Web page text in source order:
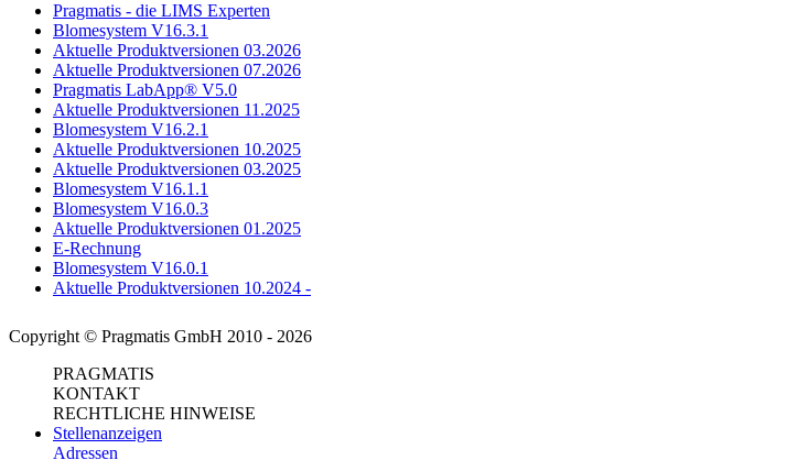
Pragmatis - die LIMS Experten
Blomesystem V16.3.1
Aktuelle Produktversionen 03.2026
Aktuelle Produktversionen 07.2026
Pragmatis LabApp® V5.0
Aktuelle Produktversionen 11.2025
Blomesystem V16.2.1
Aktuelle Produktversionen 10.2025
Aktuelle Produktversionen 03.2025
Blomesystem V16.1.1
Blomesystem V16.0.3
Aktuelle Produktversionen 01.2025
E-Rechnung
Blomesystem V16.0.1
Aktuelle Produktversionen 10.2024 -
Copyright © Pragmatis GmbH 2010 - 2026
PRAGMATIS
KONTAKT
RECHTLICHE HINWEISE
Stellenanzeigen
Adressen